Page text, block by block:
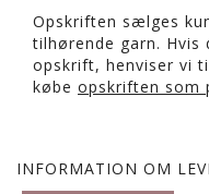
Opskriften sælges
tilhørende garn. Hvis
opskrift, henviser vi
købe opskriften som
INFORMATION OM